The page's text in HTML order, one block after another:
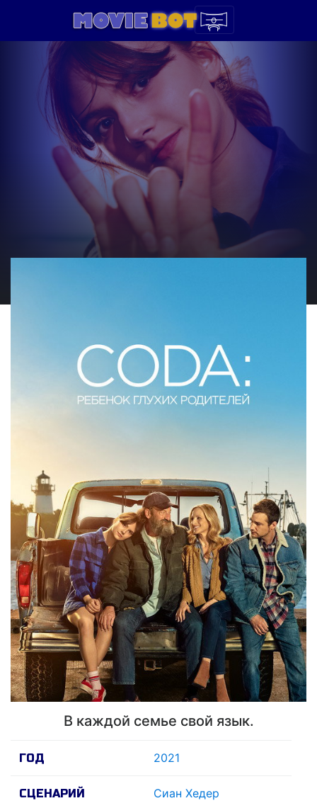
В каждой семье свой язык.
ГОД 2021
СЦЕНАРИЙ Сиан Хедер